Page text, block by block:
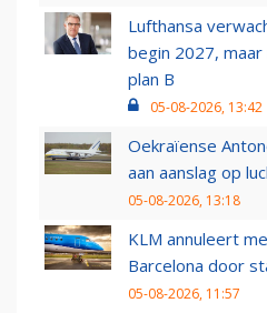
Lufthansa
begin 2027,
plan B
05-08-2026, 13:42
Oekraïense
aan aanslag op
05-08-2026, 13:18
KLM annuleert
Barcelona door
05-08-2026, 11:57